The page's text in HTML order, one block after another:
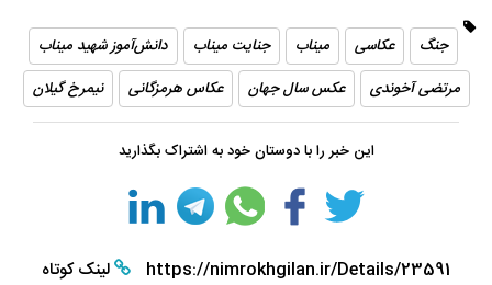
جنگ عکاسی میناب جنایت میناب
دانش‌آموز شهید میناب
مرتضی آخوندی
عکس سال جهان عکاس هرمزگانی نیمرخ گیلان
این خبر را با دوستان خود به اشتراک بگذارید
https://nimrokhgilan.ir/Details/23591 لینک کوتاه